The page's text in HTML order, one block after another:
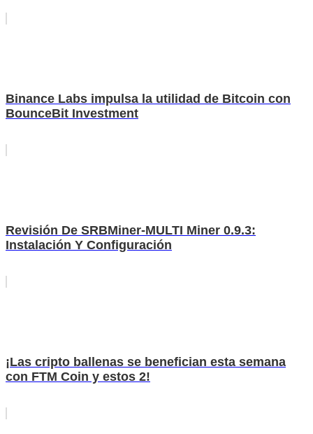
Binance Labs impulsa la utilidad de Bitcoin con
BounceBit Investment
Revisión De SRBMiner-MULTI Miner 0.9.3:
Instalación Y Configuración
¡Las cripto ballenas se benefician esta semana
con FTM Coin y estos 2!